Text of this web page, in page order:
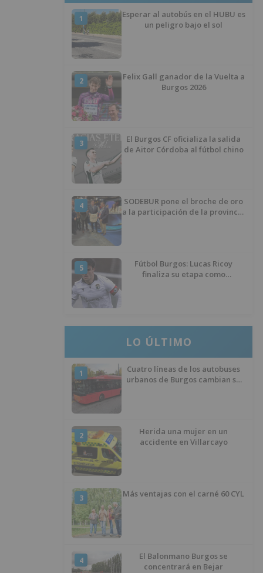
1
Esperar al autobús en el HUBU es
un peligro bajo el sol
2
Felix Gall ganador de la Vuelta a
Burgos 2026
3
El Burgos CF oficializa la salida
de Aitor Córdoba al fútbol chino
4
SODEBUR pone el broche de oro
a la participación de la provincia
5
Fútbol Burgos: Lucas Ricoy
finaliza su etapa como
LO ÚLTIMO
1
Cuatro líneas de los autobuses
urbanos de Burgos cambian su
2
Herida una mujer en un
accidente en Villarcayo
3 Más ventajas con el carné 60 CYL
4
El Balonmano Burgos se
concentrará en Bejar